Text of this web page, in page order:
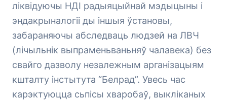
ліквідуючы НДІ радыяцыйнай мэдыцыны і
эндакрыналогіі ды іншыя ўстановы,
забараняючы абследваць людзей на ЛВЧ
(лічыльнік выпраменьваньняў чалавека) без
свайго дазволу незалежным арганізацыям
кшталту інстытута “Белрад”. Увесь час
карэктуюцца сьпісы хваробаў, выкліканых